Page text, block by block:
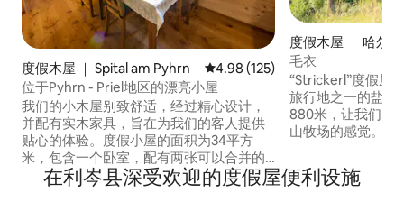
度假木屋 ｜ Spital am Pyhrn 平均评分 4.98 分（满分 5 分），
4.98 (125)
位于Pyhrn - Priel地区的漂亮小屋
我们的小木屋别致舒适，经过精心设计，
并配有实木家具，旨在为我们的客人提供
贴心的体验。度假小屋的面积为34平方
米，包含一个卧室，配有两张可以合并的
床（0.9 x 2.0米）。客厅厨房内有一个小
阁楼（舒适窝），可通过自由的楼梯到
度假木屋 ｜ 哈尔
戈伊瑟恩
毛衣
“Strickerl”度假屋
旅行地之一的盐室阁。 我们位
880米，让我们的
山牧场的感觉。 在这里，您可以放松身
屋设有2间卧室、
卫生间，您可以在
在利岑县深受欢迎的度假屋便利设施